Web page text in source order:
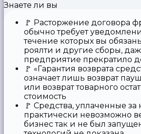
Знаете ли вы
🚩 Расторжение договора
обычно требует
течение которых вы
роялти и другие сборы,
предприятие прекратило
🚩 «Гарантия возврата
означает лишь возврат
или возврат товарного
стоимость
🚩 Средства, уплаченные за
практически невозможно
бизнес так и не был